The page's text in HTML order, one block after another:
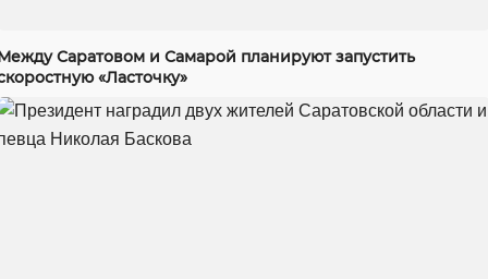
Саратовом и Самарой планируют запустить
«Ласточку»